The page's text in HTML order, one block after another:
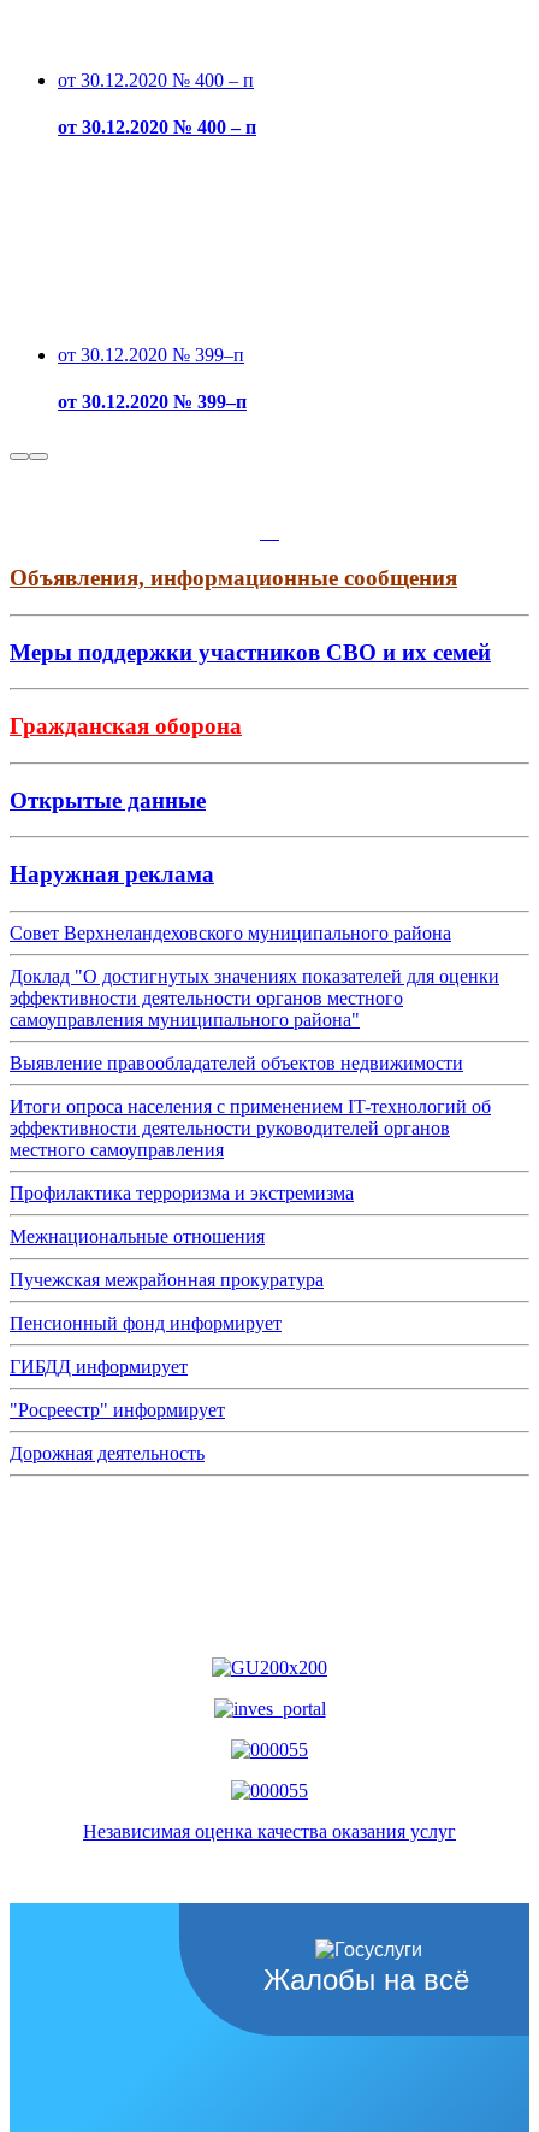
от 30.12.2020 № 400 – п
от 30.12.2020 № 400 – п
от 30.12.2020 № 399–п
от 30.12.2020 № 399–п
Объявления, информационные сообщения
Меры поддержки участников СВО и их семей
Гражданская оборона
Открытые данные
Наружная реклама
Совет Верхнеландеховского муниципального района
Доклад "О достигнутых значениях показателей для оценки
эффективности деятельности органов местного
самоуправления муниципального района"
Выявление правообладателей объектов недвижимости
Итоги опроса населения с применением IT-технологий об
эффективности деятельности руководителей органов
местного самоуправления
Профилактика терроризма и экстремизма
Межнациональные отношения
Пучежская межрайонная прокуратура
Пенсионный фонд информирует
ГИБДД информирует
"Росреестр" информирует
Дорожная деятельность
Независимая оценка качества оказания услуг
Жалобы на всё